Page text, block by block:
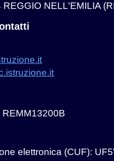
NELL'EMILIA
elettronica (CUF):